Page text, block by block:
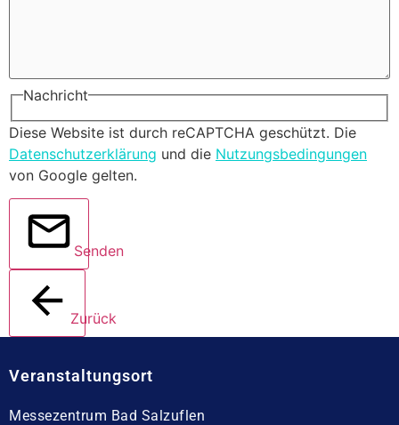
Nachricht
Diese Website ist durch reCAPTCHA geschützt. Die
Datenschutzerklärung und die Nutzungsbedingungen
von Google gelten.
Senden
Zurück
Veranstaltungsort
Messezentrum Bad Salzuflen